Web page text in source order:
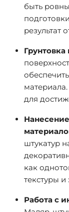
быть
результат
для
штукатур
как
текстуры
Работа с